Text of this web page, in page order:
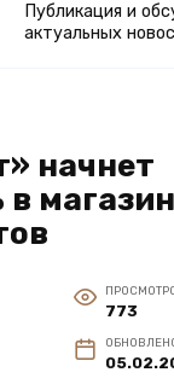
Публикация и
актуальных
начнет
в
773